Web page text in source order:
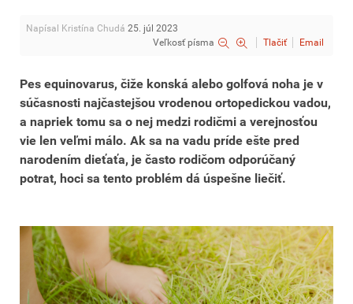
Napísal Kristína Chudá 25. júl 2023
Veľkosť písma
Tlačiť Email
Pes equinovarus, čiže konská alebo golfová noha je v
súčasnosti najčastejšou vrodenou ortopedickou vadou,
a napriek tomu sa o nej medzi rodičmi a verejnosťou
vie len veľmi málo. Ak sa na vadu príde ešte pred
narodením dieťaťa, je často rodičom odporúčaný
potrat, hoci sa tento problém dá úspešne liečiť.